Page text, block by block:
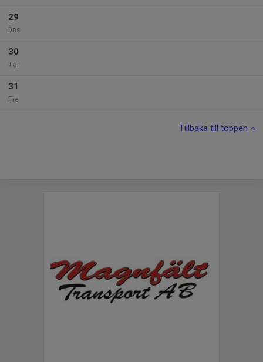
29
Ons
30
Tor
31
Fre
Tillbaka till toppen